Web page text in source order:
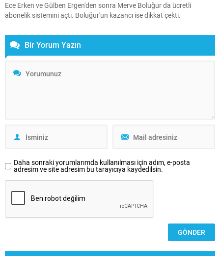
Ece Erken ve Gülben Ergen'den sonra Merve Boluğur da ücretli
abonelik sistemini açtı. Boluğur'un kazancı ise dikkat çekti.
Bir Yorum Yazın
Daha sonraki yorumlarımda kullanılması için adım, e-posta
adresim ve site adresim bu tarayıcıya kaydedilsin.